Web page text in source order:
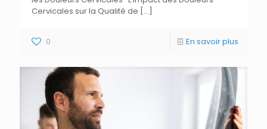
Cervicales sur la Qualité de […]
0 En savoir plus